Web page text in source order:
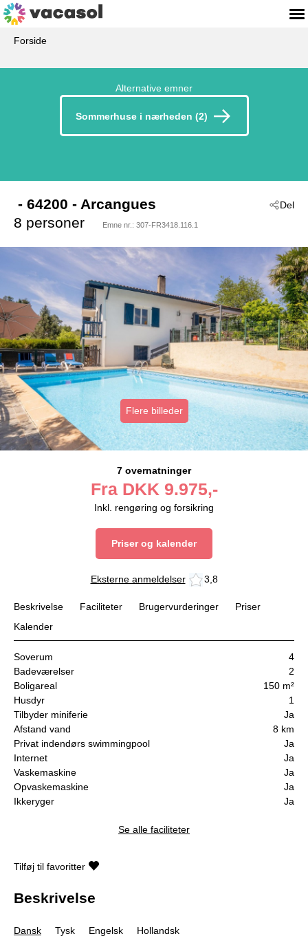
Forside
Alternative emner
Sommerhuse i nærheden (2)
Del
- 64200 - Arcangues
8 personer
Emne nr.: 307-FR3418.116.1
Flere billeder
7 overnatninger
Fra DKK 9.975,-
Inkl. rengøring og forsikring
Priser og kalender
Eksterne anmeldelser 3,8
Beskrivelse Faciliteter Brugervurderinger
Priser
Kalender
Soverum
4
Badeværelser
2
Boligareal
150 m²
Husdyr
1
Tilbyder miniferie
Ja
Afstand vand
8 km
Privat indendørs swimmingpool
Ja
Internet
Ja
Vaskemaskine
Ja
Opvaskemaskine
Ja
Ikkeryger
Ja
Se alle faciliteter
Tilføj til favoritter
Beskrivelse
Dansk Tysk Engelsk
Hollandsk